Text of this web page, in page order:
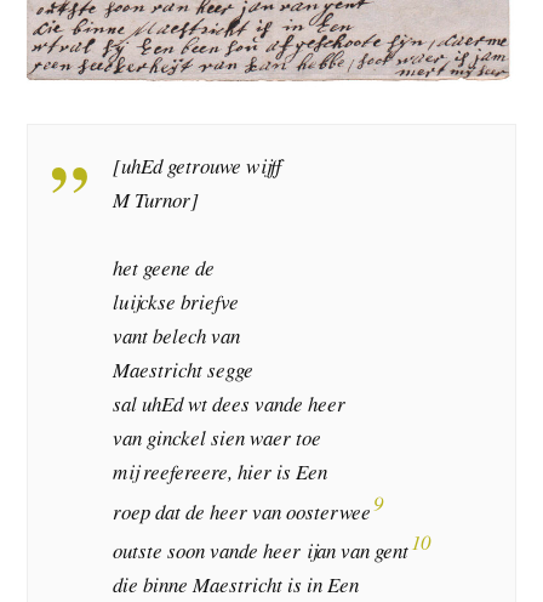
[uhEd getrouwe wijff
M Turnor]
het geene de
luijckse briefve
vant belech van
Maestricht segge
sal uhEd wt dees vande heer
van ginckel sien waer toe
mij reefereere, hier is Een
roep dat de heer van oosterwee9
outste soon vande heer ijan van gent10
die binne Maestricht is in Een